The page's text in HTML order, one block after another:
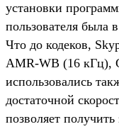
установки
пользователя была
Что до кодеков,
AMR-WB (16 кГц),
использовались
достаточной
позволяет